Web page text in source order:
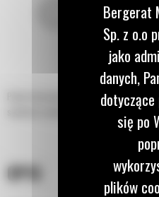
Panel sterowania EMCP 4 Cat ®zawiera
systemu w jednym łatwo dostępnym
OPIS
Bergerat
Sp. z o.o
jako
danych,
się po
plików